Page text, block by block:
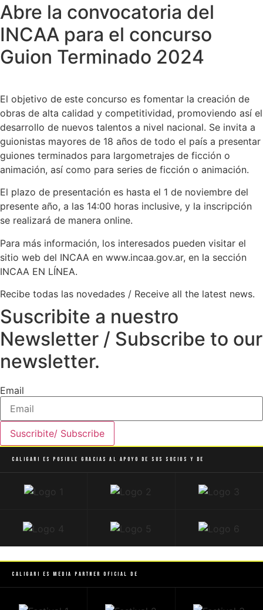
Abre la convocatoria del
INCAA para el concurso
Guion Terminado 2024
El objetivo de este concurso es fomentar la creación de
obras de alta calidad y competitividad, promoviendo así el
desarrollo de nuevos talentos a nivel nacional. Se invita a
guionistas mayores de 18 años de todo el país a presentar
guiones terminados para largometrajes de ficción o
animación, así como para series de ficción o animación.
El plazo de presentación es hasta el 1 de noviembre del
presente año, a las 14:00 horas inclusive, y la inscripción
se realizará de manera online.
Para más información, los interesados pueden visitar el
sitio web del INCAA en www.incaa.gov.ar, en la sección
INCAA EN LÍNEA.
Recibe todas las novedades / Receive all the latest news.
Suscribite a nuestro
Newsletter / Subscribe to our
newsletter.
Email
Suscribite/ Subscribe
Caligari es posible gracias al apoyo de sus socios y de
Caligari es Media Partner Oficial de